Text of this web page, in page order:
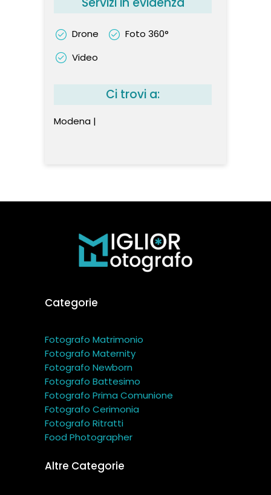
Drone
Foto 360°
Video
Ci trovi a:
Modena |
Categorie
Fotografo Matrimonio
Fotografo Maternity
Fotografo Newborn
Fotografo Battesimo
Fotografo Prima Comunione
Fotografo Cerimonia
Fotografo Ritratti
Food Photographer
Altre Categorie